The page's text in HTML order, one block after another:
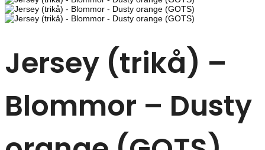
Jersey (trikå) –
Blommor – Dusty